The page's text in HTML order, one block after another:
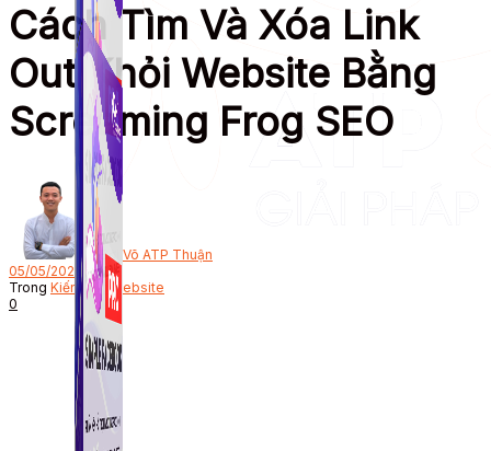
Cách Tìm Và Xóa Link
Out Khỏi Website Bằng
Screaming Frog SEO
Bởi Võ ATP Thuận
05/05/2026
Trong Kiến thức website
0